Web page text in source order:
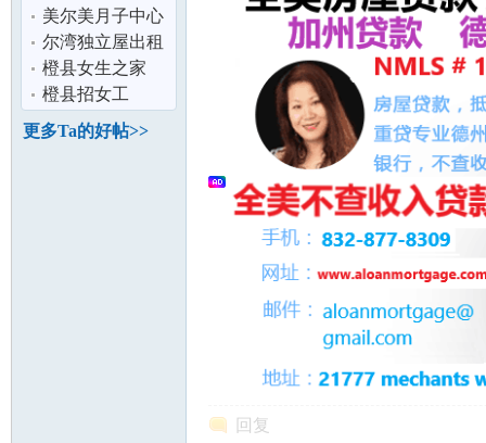
学一边找机会
心都在洛杉矶？
美尔美月子中心
尔湾独立屋出租
橙县女生之家
（dog friendly）
橙县招女工
更多Ta的好帖>>
回复